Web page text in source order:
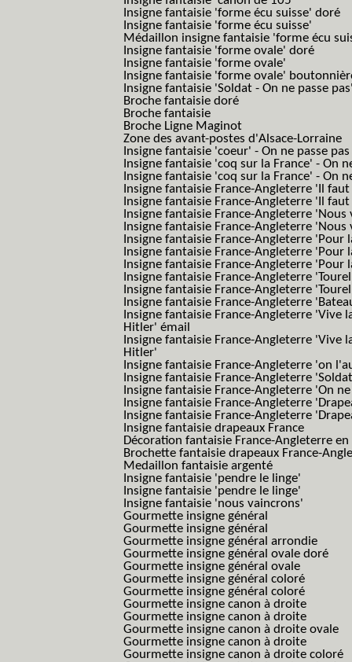
Insigne fantaisie 'forme écu suisse' doré
Insigne fantaisie 'forme écu suisse'
Médaillon insigne fantaisie 'forme écu
Insigne fantaisie 'forme ovale' doré
Insigne fantaisie 'forme ovale'
Insigne fantaisie 'forme ovale'
Insigne fantaisie 'Soldat - On ne passe
Broche fantaisie doré
Broche fantaisie
Broche Ligne Maginot
Zone des avant-postes d'Alsace-Lorraine
Insigne fantaisie 'coeur' - On ne passe pas
Insigne fantaisie 'coq sur la France' - On
Insigne fantaisie 'coq sur la France' - On
Insigne fantaisie France-Angleterre 'Il
Insigne fantaisie France-Angleterre 'Il
Insigne fantaisie France-Angleterre
Insigne fantaisie France-Angleterre
Insigne fantaisie France-Angleterre 'Pour
Insigne fantaisie France-Angleterre 'Pour
Insigne fantaisie France-Angleterre 'Pour
Insigne fantaisie France-Angleterre
Insigne fantaisie France-Angleterre
Insigne fantaisie France-Angleterre
Insigne fantaisie France-Angleterre
Hitler' émail
Insigne fantaisie France-Angleterre
Hitler'
Insigne fantaisie France-Angleterre 'on
Insigne fantaisie France-Angleterre
Insigne fantaisie France-Angleterre 'On
Insigne fantaisie France-Angleterre
Insigne fantaisie France-Angleterre
Insigne fantaisie drapeaux France
Décoration fantaisie France-Angleterre en
Brochette fantaisie drapeaux France-
Medaillon fantaisie argenté
Insigne fantaisie 'pendre le linge'
Insigne fantaisie 'pendre le linge'
Insigne fantaisie 'nous vaincrons'
Gourmette insigne général
Gourmette insigne général
Gourmette insigne général arrondie
Gourmette insigne général ovale doré
Gourmette insigne général ovale
Gourmette insigne général coloré
Gourmette insigne général coloré
Gourmette insigne canon à droite
Gourmette insigne canon à droite
Gourmette insigne canon à droite ovale
Gourmette insigne canon à droite
Gourmette insigne canon à droite coloré